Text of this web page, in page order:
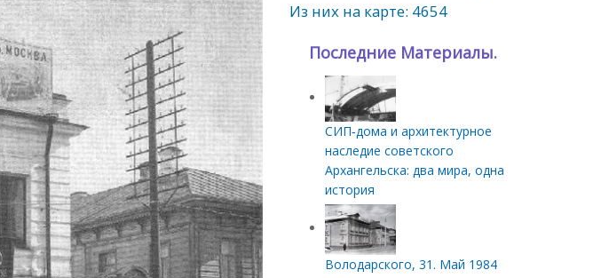
Из них на карте: 4654
Последние Материалы.
СИП‑дома и архитектурное
наследие советского
Архангельска: два мира, одна
история
Володарского, 31. Май 1984